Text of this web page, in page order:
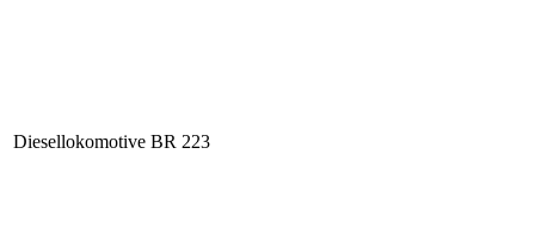
Diesellokomotive BR 223